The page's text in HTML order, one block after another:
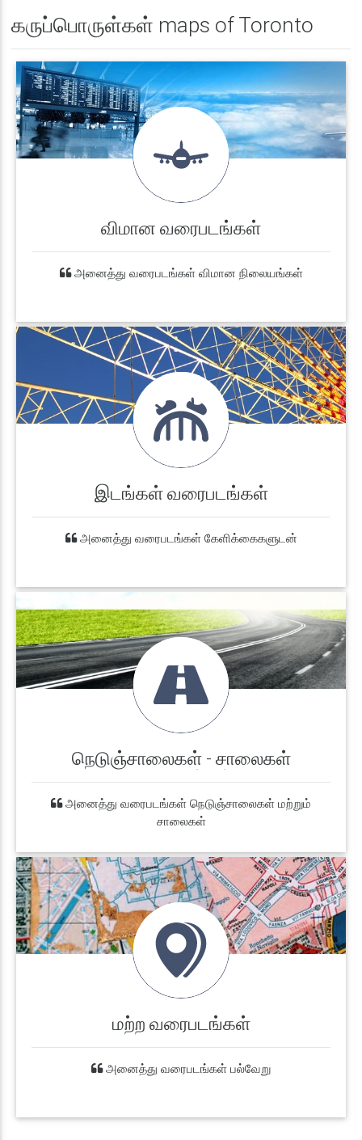
கருப்பொருள்கள் maps of Toronto
விமான வரைபடங்கள்
அனைத்து வரைபடங்கள் விமான நிலையங்கள்
இடங்கள் வரைபடங்கள்
அனைத்து வரைபடங்கள் கேளிக்கைகளுடன்
நெடுஞ்சாலைகள் - சாலைகள்
வரைபடங்கள்
அனைத்து வரைபடங்கள் நெடுஞ்சாலைகள் மற்றும்
சாலைகள்
மற்ற வரைபடங்கள்
அனைத்து வரைபடங்கள் பல்வேறு